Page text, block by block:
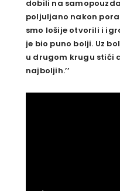
dobili na
poljuljano nakon
smo lošije otvorili i
je bio puno bolji. Uz
u drugom krugu stići
najboljih.’’